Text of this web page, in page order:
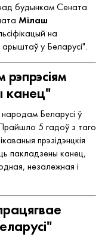
будынкам Сената.
Мілаш
на
арыштаў у Беларусі".
канец"
Беларусі ў
5 гадоў з таго
прэзідэнцкія
пакладзены канец,
незалежная і